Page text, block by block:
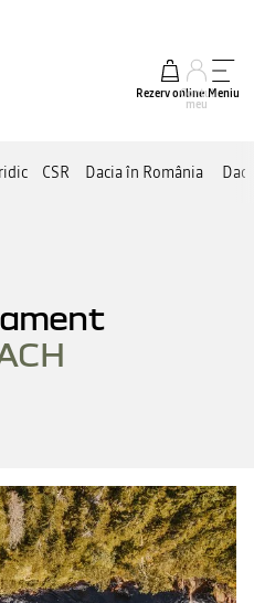
Rezerv online
Contul
meu
Meniu
CSR Dacia în România